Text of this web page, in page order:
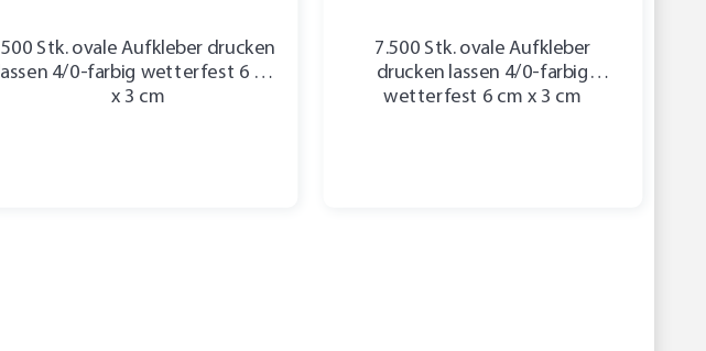
500 Stk. ovale Aufkleber drucken
lassen 4/0-farbig wetterfest 6 cm
x 3 cm
7.500 Stk. ovale Aufkleber
drucken lassen 4/0-farbig
wetterfest 6 cm x 3 cm